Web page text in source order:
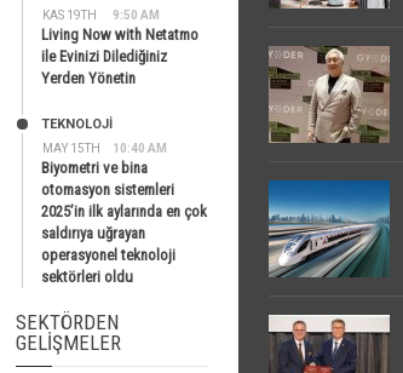
KAS 19TH 9:50 AM
Living Now with Netatmo
ile Evinizi Dilediğiniz
Yerden Yönetin
MAY 15TH 10:40 AM
TEKNOLOJİ
Biyometri ve bina
otomasyon sistemleri
2025’in ilk aylarında en çok
saldırıya uğrayan
operasyonel teknoloji
sektörleri oldu
SEKTÖRDEN
GELIŞMELER